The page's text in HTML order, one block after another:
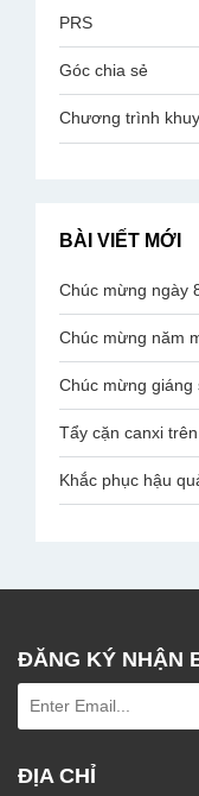
PRS
Góc chia sẻ
Chương trình
BÀI VIẾT MỚI
Chúc mừng ngày
Chúc mừng năm
Chúc mừng giáng
Tẩy cặn canxi
ĐĂNG KÝ NHẬN
ĐỊA CHỈ